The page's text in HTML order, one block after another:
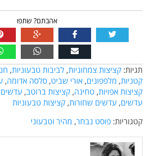
אהבתם? שתפו
תגיות: קציצות צמחוניות,לביבות טבעוניות,
קטניות, מלפפונים,אורי שביט,סלסה אדומה,
קציצות אפויות, טחינה,קציצות ברוטב, עדשים
עדשים, עדשים שחורות,קציצות טבעוניות
קטגוריות: פוסט נבחר, מהיר וטבעוני